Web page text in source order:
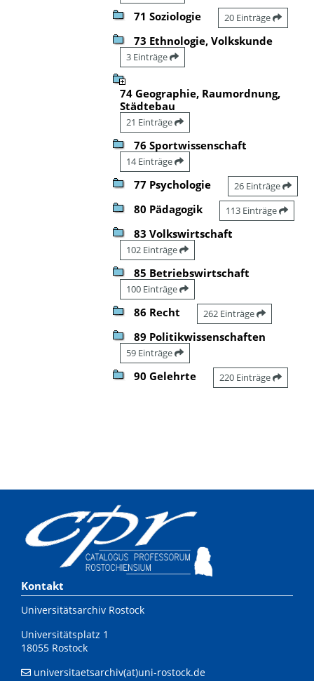
71 Soziologie 20 Einträge
73 Ethnologie, Volkskunde
3 Einträge
74 Geographie, Raumordnung,
Städtebau
21 Einträge
76 Sportwissenschaft
14 Einträge
77 Psychologie 26 Einträge
80 Pädagogik 113 Einträge
83 Volkswirtschaft
102 Einträge
85 Betriebswirtschaft
100 Einträge
86 Recht 262 Einträge
89 Politikwissenschaften
59 Einträge
90 Gelehrte 220 Einträge
Kontakt
Universitätsarchiv Rostock
Universitätsplatz 1
18055 Rostock
universitaetsarchiv(at)uni-rostock.de